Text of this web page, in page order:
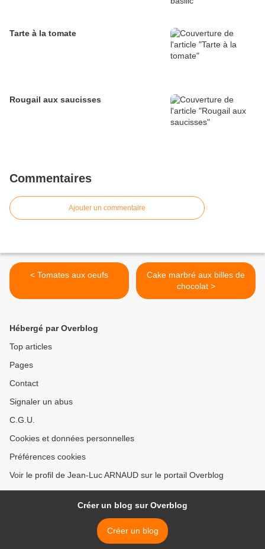
Tarte à la tomate
Rougail aux saucisses
Commentaires
Ajouter un commentaire
< Tomates aux oeufs
Cake marbré aux billes de
chocolat >
Hébergé par Overblog
Top articles
Pages
Contact
Signaler un abus
C.G.U.
Cookies et données personnelles
Préférences cookies
Voir le profil de Jean-Luc ARNAUD sur le portail Overblog
Créer un blog sur Overblog
Créer un blog